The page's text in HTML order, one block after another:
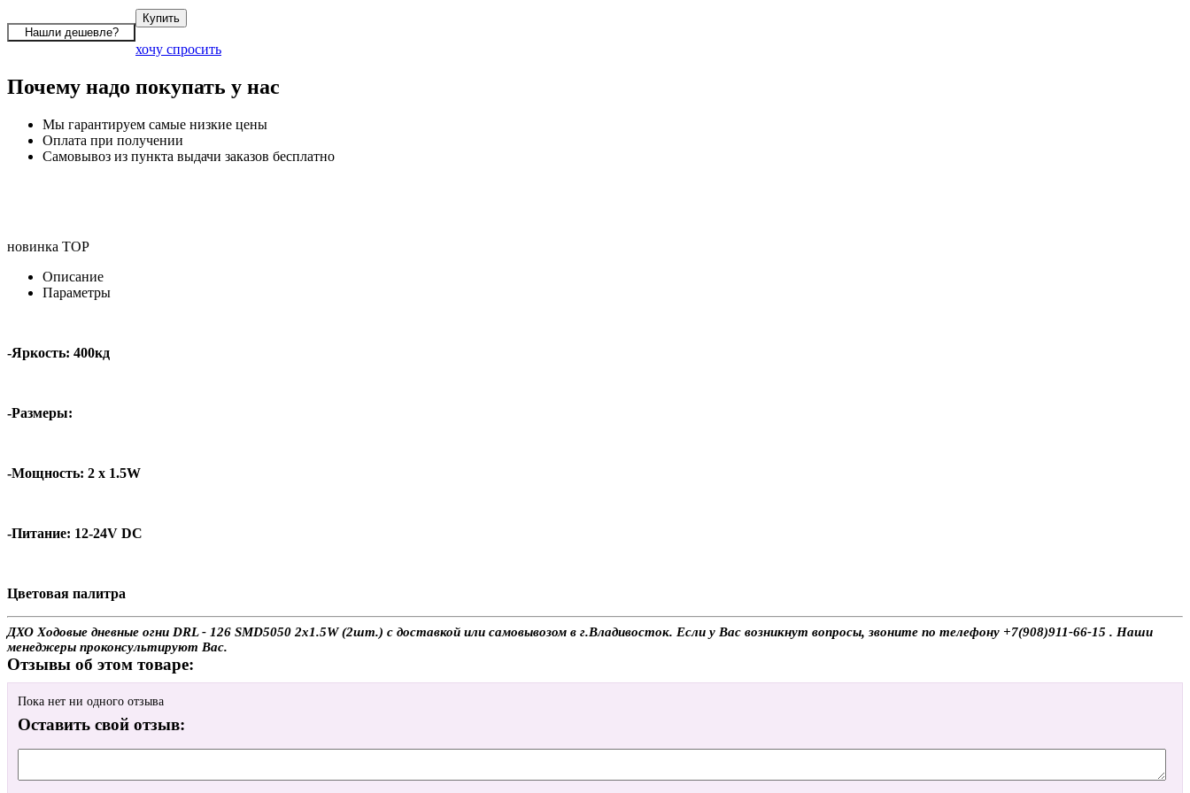
хочу спросить
Почему надо покупать у нас
Мы гарантируем самые низкие цены
Оплата при получении
Самовывоз из пункта выдачи заказов бесплатно
новинка TOP
Описание
Параметры
-Яркость: 400кд
-Размеры:
-Мощность: 2 x 1.5W
-Питание: 12-24V DC
Цветовая палитра
ДХО Ходовые дневные огни DRL - 126 SMD5050 2x1.5W (2шт.) с доставкой или самовывозом в г.Владивосток. Если у Вас возникнут вопросы, звоните по телефону +7(908)911-66-15 . Наши
менеджеры проконсультируют Вас.
Отзывы об этом товаре:
Пока нет ни одного отзыва
Оставить свой отзыв: